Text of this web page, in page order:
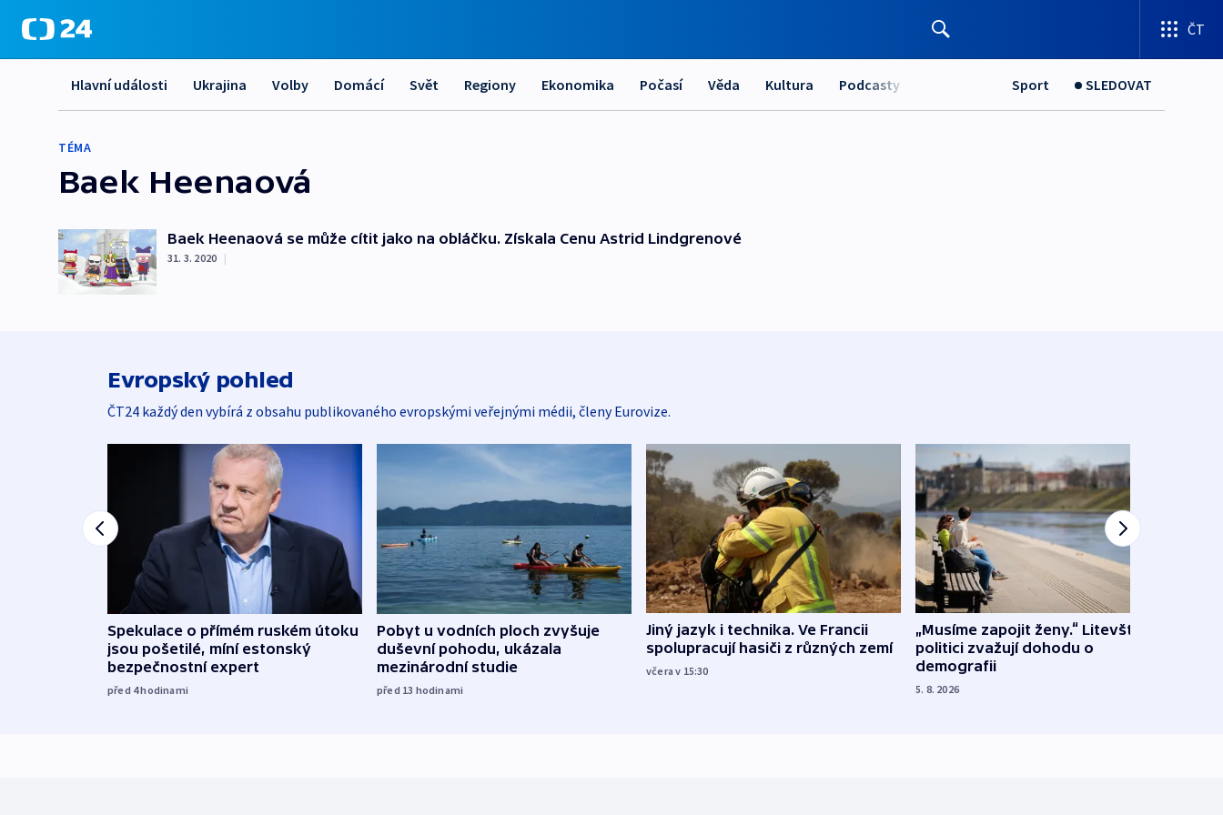
ČT
Hlavní události Ukrajina Volby Domácí Svět Regiony Ekonomika Počasí Věda Kultura Podcasty Sport SLEDOVAT
TÉMA
Baek Heenaová
Baek Heenaová se může cítit jako na obláčku. Získala Cenu Astrid Lindgrenové
31. 3. 2020 |
Evropský pohled
ČT24 každý den vybírá z obsahu publikovaného evropskými veřejnými médii, členy Eurovize.
Spekulace o přímém ruském útoku
jsou pošetilé, míní estonský
bezpečnostní expert
před 4hodinami
Pobyt u vodních ploch zvyšuje
duševní pohodu, ukázala
mezinárodní studie
před 13 hodinami
Jiný jazyk i technika. Ve Francii
spolupracují hasiči z různých zemí
včera v 15:30
„Musíme zapojit ženy.“ Litevští
politici zvažují dohodu o
demografii
5. 8. 2026